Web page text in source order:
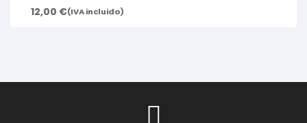
12,00 €(IVA incluido)